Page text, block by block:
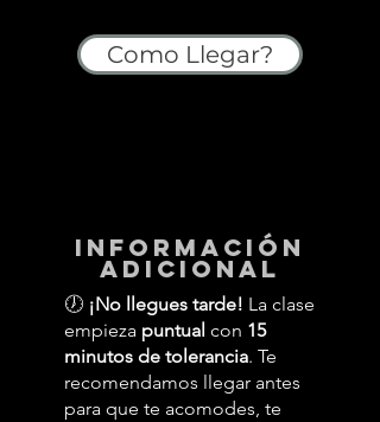
Como Llegar?
información
adicional
🕖 ¡No llegues tarde! La clase
empieza puntual con 15
minutos de tolerancia. Te
recomendamos llegar antes
para que te acomodes, te